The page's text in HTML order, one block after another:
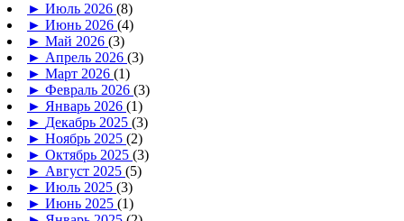
► Июль 2026 (8)
► Июнь 2026 (4)
► Май 2026 (3)
► Апрель 2026 (3)
► Март 2026 (1)
► Февраль 2026 (3)
► Январь 2026 (1)
► Декабрь 2025 (3)
► Ноябрь 2025 (2)
► Октябрь 2025 (3)
► Август 2025 (5)
► Июль 2025 (3)
► Июнь 2025 (1)